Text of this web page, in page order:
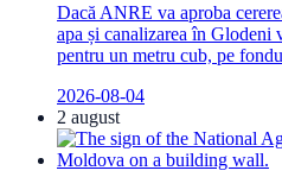
Dacă ANRE va aproba
apa și canalizarea în Glodeni
pentru un metru cub, pe
2026-08-04
2 august